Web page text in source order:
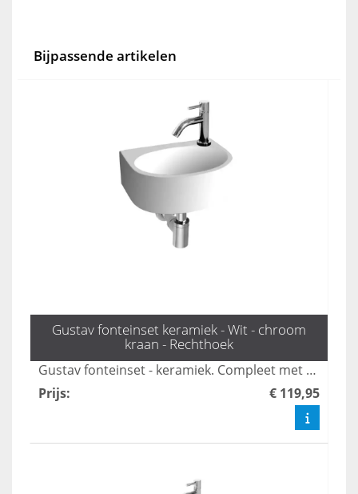
Bijpassende artikelen
Gustav fonteinset keramiek - Wit - chroom
kraan - Rechthoek
Gustav fonteinset - keramiek. Compleet met kraan, sifon en plug; ideaal voor kleine toiletruimtes.
Prijs: € 119,95